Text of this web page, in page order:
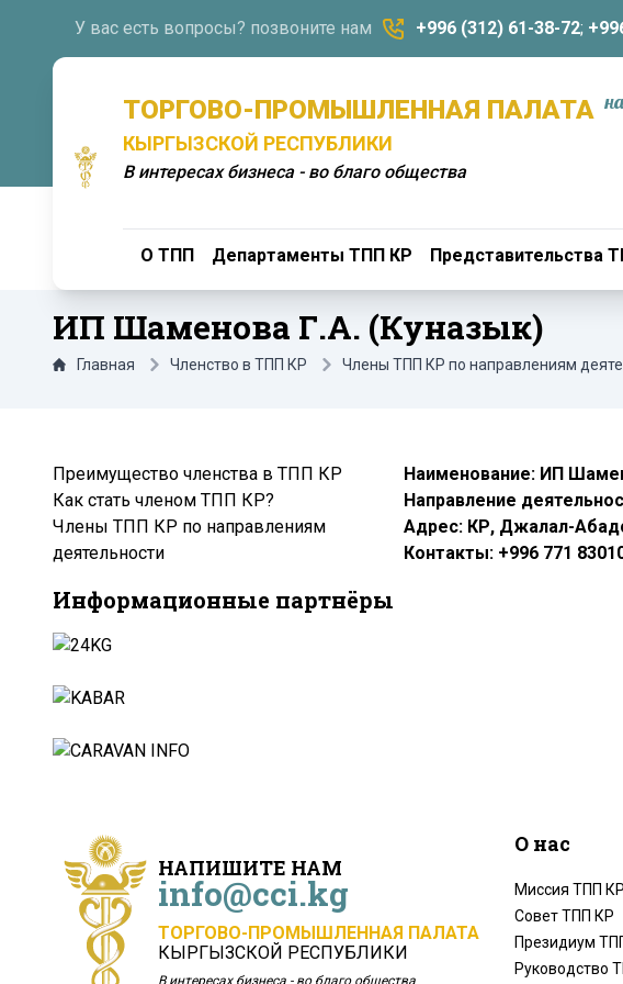
У вас есть вопросы? позвоните нам +996 (312) 61-38-72;
ТОРГОВО-ПРОМЫШЛЕННАЯ ПАЛАТА
КЫРГЫЗСКОЙ РЕСПУБЛИКИ
В интересах бизнеса - во благо общества
О ТПП Департаменты ТПП КР Представительства
ИП Шаменова Г.А. (Куназык)
Главная Членство в ТПП КР Члены ТПП КР по направлениям
Преимущество членства в ТПП КР
Как стать членом ТПП КР?
Члены ТПП КР по направлениям
деятельности
Информационные партнёры
Наименование: ИП
Направление
Адрес: КР, Джалал-
Контакты: +996 771
НАПИШИТЕ НАМ
info@cci.kg
ТОРГОВО-ПРОМЫШЛЕННАЯ ПАЛАТА
КЫРГЫЗСКОЙ РЕСПУБЛИКИ
В интересах бизнеса - во благо общества
О нас
Миссия ТПП КР
Совет ТПП КР
Президиум
Руководство